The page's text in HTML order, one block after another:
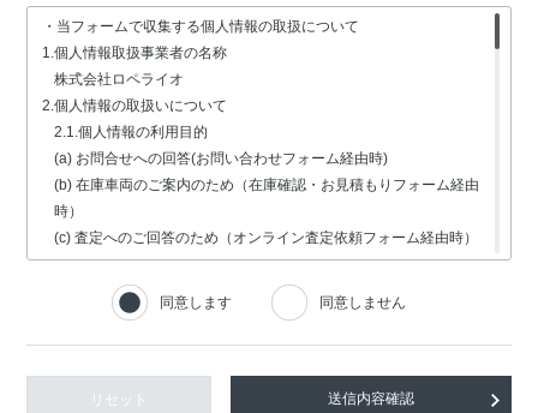
・当フォームで収集する個人情報の取扱について
1.個人情報取扱事業者の名称
株式会社ロペライオ
2.個人情報の取扱いについて
2.1.個人情報の利用目的
(a) お問合せへの回答(お問い合わせフォーム経由時)
(b) 在庫車両のご案内のため（在庫確認・お見積もりフォーム経由
時）
(c) 査定へのご回答のため（オンライン査定依頼フォーム経由時）
(d) 車検・修理関連の回答のため（車検・修理の受付フォーム経由
(e) 採用選考業務（採用情報フォーム経由時）
2.2.個人情報の取扱いの委託
情報の安全管理が図られるよう、充分な保護水準を備えている委託
同意します 同意しません
リセット